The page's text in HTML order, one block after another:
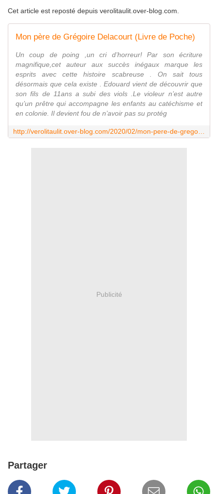
Cet article est reposté depuis verolitaulit.over-blog.com
Mon père de Grégoire Delacourt (Livre de Poche)
Un coup de poing ,un cri d’horreur! Par son écriture
magnifique,cet auteur aux succès inégaux marque les
esprits avec cette histoire scabreuse . On sait tous
désormais que cela existe . Edouard vient de découvrir que
son fils de 11ans a subi des viols .Le violeur n’est autre
qu’un prêtre qui accompagne les enfants au catéchisme et
en colonie. Il devient fou de n’avoir pas su protég
Publicité
Partager